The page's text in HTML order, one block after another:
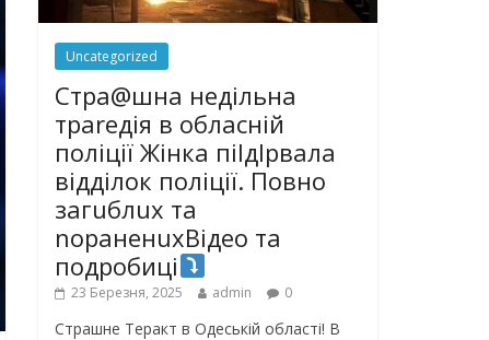
Uncategorized
Стра@шна недільна
траrедія в обласній
поліції Жінка піlдlрвала
відділок поліції. Повно
загuблuх та
nораненuхВідео та
подробиці
23 Березня, 2025 admin 0
Страшне Теракт в Одеській області! В